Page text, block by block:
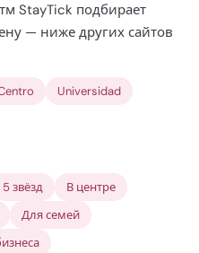
StayTick подбирает
— ниже других сайтов
Universidad
5 звёзд
В центре
Для семей